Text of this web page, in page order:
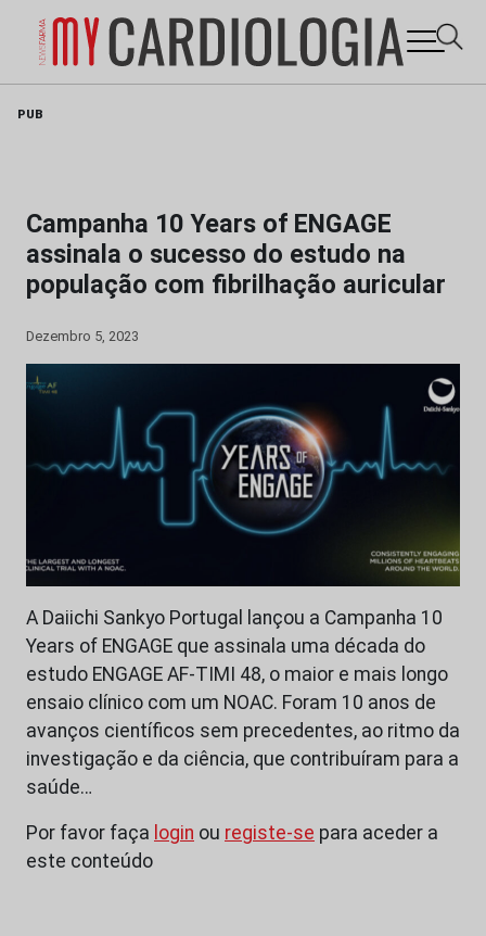
PUB
Campanha 10 Years of ENGAGE
assinala o sucesso do estudo na
população com fibrilhação auricular
Dezembro 5, 2023
A Daiichi Sankyo Portugal lançou a Campanha 10
Years of ENGAGE que assinala uma década do
estudo ENGAGE AF-TIMI 48, o maior e mais longo
ensaio clínico com um NOAC. Foram 10 anos de
avanços científicos sem precedentes, ao ritmo da
investigação e da ciência, que contribuíram para a
saúde…
Por favor faça login ou registe-se para aceder a
este conteúdo